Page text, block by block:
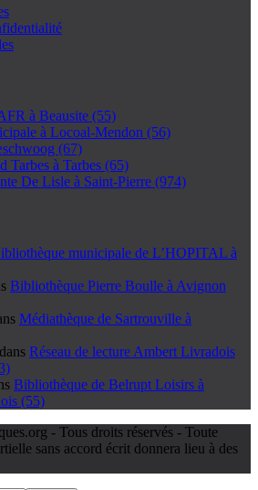
à Beausite (55)
à Locoal-Mendon (56)
(67)
Tarbes à Tarbes (65)
De Lisle à Saint-Pierre (974)
municipale de L’HOPITAL à
Bibliothèque Pierre Boulle à Avignon
Médiathèque de Sartrouville à
dans Réseau de lecture Ambert Livradois
Bibliothèque de Belrupt Loisirs à
(55)
- Tous droits réservés - Toute
sans accord écrit donnera lieu à des